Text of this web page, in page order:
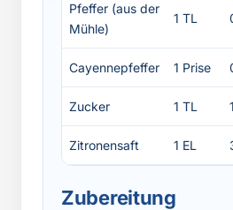
Pfeffer (aus der
Mühle)
1 TL
Cayennepfeffer 1 Prise
Zucker 1 TL
Zitronensaft 1 EL
Zubereitung